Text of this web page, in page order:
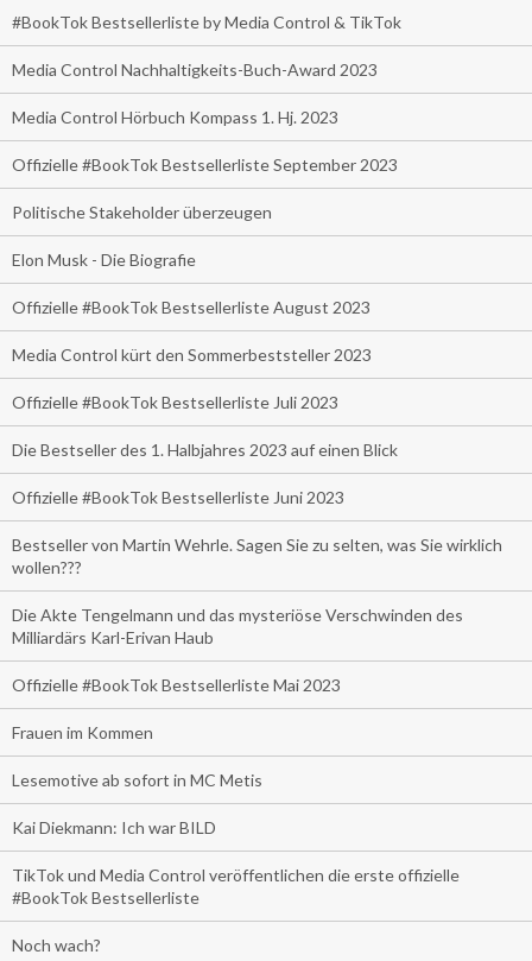
#BookTok Bestsellerliste by Media Control & TikTok
Media Control Nachhaltigkeits-Buch-Award 2023
Media Control Hörbuch Kompass 1. Hj. 2023
Offizielle #BookTok Bestsellerliste September 2023
Politische Stakeholder überzeugen
Elon Musk - Die Biografie
Offizielle #BookTok Bestsellerliste August 2023
Media Control kürt den Sommerbeststeller 2023
Offizielle #BookTok Bestsellerliste Juli 2023
Die Bestseller des 1. Halbjahres 2023 auf einen Blick
Offizielle #BookTok Bestsellerliste Juni 2023
Bestseller von Martin Wehrle. Sagen Sie zu selten, was Sie wirklich
wollen???
Die Akte Tengelmann und das mysteriöse Verschwinden des
Milliardärs Karl-Erivan Haub
Offizielle #BookTok Bestsellerliste Mai 2023
Frauen im Kommen
Lesemotive ab sofort in MC Metis
Kai Diekmann: Ich war BILD
TikTok und Media Control veröffentlichen die erste offizielle
#BookTok Bestsellerliste
Noch wach?